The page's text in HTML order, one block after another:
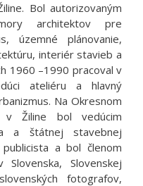
Bol autorizovaným
architektov pre
územné plánovanie,
interiér stavieb a
–1990 pracoval v
ateliéru a hlavný
Na Okresnom
v Žiline bol vedúcim
a štátnej stavebnej
a bol členom
Slovenska, Slovenskej
fotografov,